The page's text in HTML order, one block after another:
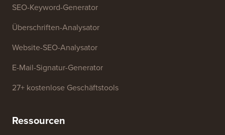
SEO-Keyword-Generator
Überschriften-Analysator
Website-SEO-Analysator
E-Mail-Signatur-Generator
27+ kostenlose Geschäftstools
Ressourcen